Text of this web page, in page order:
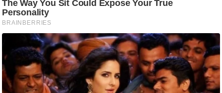
य
प
र
क्षा
ध